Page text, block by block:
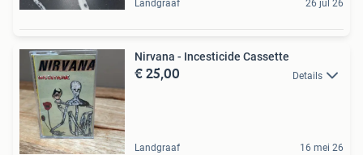
Landgraaf 26 jul 26
Nirvana - Incesticide Cassette
€ 25,00 Details
Landgraaf 16 mei 26